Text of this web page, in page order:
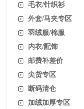
毛衣/针织衫
外套/马夹专区
羽绒服/棉服
内衣/配饰
邮费补差价
尖货专区
断码清仓
加绒加厚专区